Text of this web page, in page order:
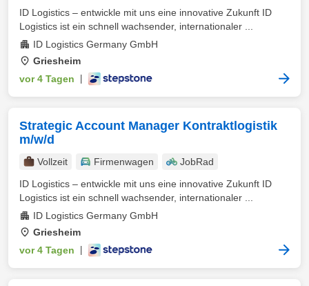
ID Logistics – entwickle mit uns eine innovative Zukunft ID
Logistics ist ein schnell wachsender, internationaler ...
ID Logistics Germany GmbH
Griesheim
vor 4 Tagen
Strategic Account Manager Kontraktlogistik
m/w/d
Vollzeit Firmenwagen
JobRad
ID Logistics – entwickle mit uns eine innovative Zukunft ID
Logistics ist ein schnell wachsender, internationaler ...
ID Logistics Germany GmbH
Griesheim
vor 4 Tagen